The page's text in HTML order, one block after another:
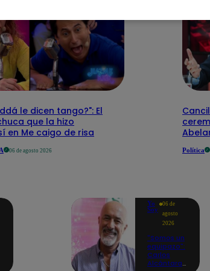
le dicen tango?": El
que la hizo
en Me caigo de risa
06 de agosto 2026 Política
Yo
Soy
06 de
agosto
2026
"Somos un
equipazo":
Carlos
Alcántara